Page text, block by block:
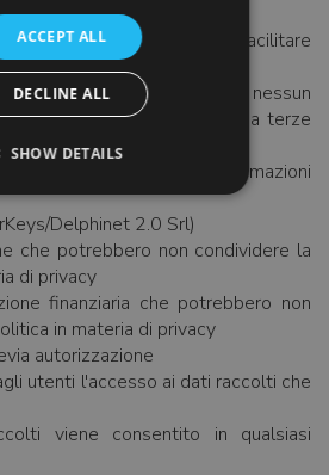
volontaria degli utenti
sistema di TourKeys per facilitare
non vengono utilizzate per nessun
non vengono mai cedute a terze
parte o tutte le informazioni
Delphinet 2.0 Srl)
che potrebbero non condividere la
di privacy
finanziaria che potrebbero non
in materia di privacy
autorizzazione
utenti l'accesso ai dati raccolti che
viene consentito in qualsiasi
ACCEPT ALL
DECLINE ALL
SHOW DETAILS